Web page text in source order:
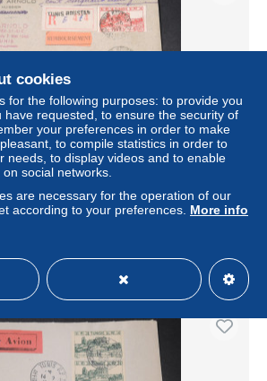
en recommandé contre
de Tunis pour Paris en 1949 - L 11156
± US$23.13
Professional
cookies
for the following purposes: to provide you
have requested, to ensure the security of
your preferences in order to make
to compile statistics in order to
needs, to display videos and to enable
social networks.
are necessary for the operation of our
according to your preferences. More info